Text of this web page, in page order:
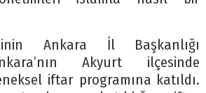
Ankara İl Başkanlığı
Akyurt ilçesinde
iftar programına katıldı.